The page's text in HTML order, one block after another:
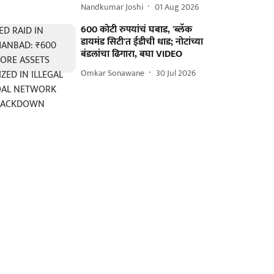
Nandkumar Joshi 01 Aug 2026
600 कोटी रुपयांचं घबाड, 'ब्लॅक
डायमंड सिटी'त ईडीची धाड; नोटांच्या
बंडलांचा ढिगारा, बघा VIDEO
Omkar Sonawane 30 Jul 2026